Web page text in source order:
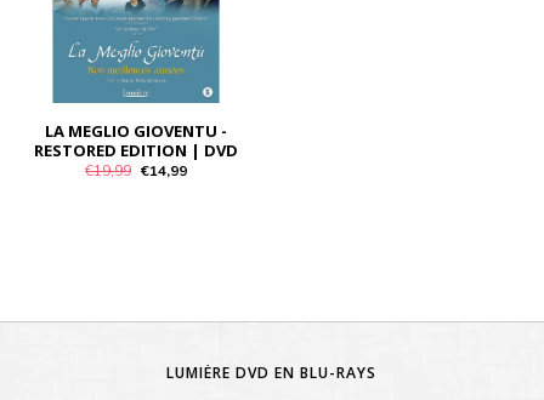
LA MEGLIO GIOVENTU -
RESTORED EDITION | DVD
€19,99 €14,99
LUMIÈRE DVD EN BLU-RAYS